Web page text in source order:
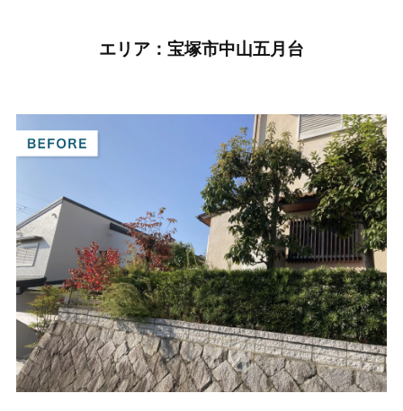
エリア： 宝塚市中山五月台